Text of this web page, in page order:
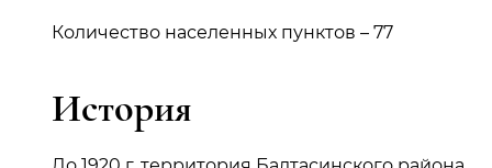
Количество населенных пунктов – 77
История